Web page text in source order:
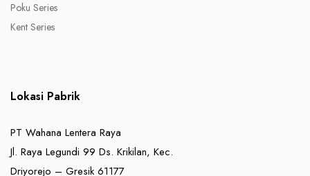
Poku Series
Kent Series
Lokasi Pabrik
PT Wahana Lentera Raya
Jl. Raya Legundi 99 Ds. Krikilan, Kec.
Driyorejo – Gresik 61177